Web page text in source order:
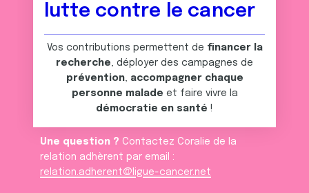
lutte contre le cancer
Vos contributions permettent de financer la
recherche, déployer des campagnes de
prévention, accompagner chaque
personne malade et faire vivre la
démocratie en santé !
Une question ? Contactez Coralie de la
relation adhèrent par email :
relation.adherent@ligue-cancer.net